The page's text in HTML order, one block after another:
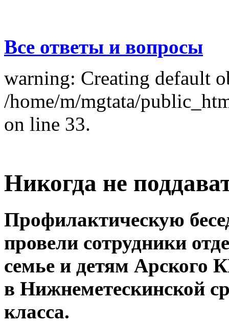
Все ответы и вопросы
warning: Creating default
/home/m/mgtata/
on line 33.
Никогда не
Профилактическую
провели сотрудники
семье и детям
в Нижнеметескинской
класса.